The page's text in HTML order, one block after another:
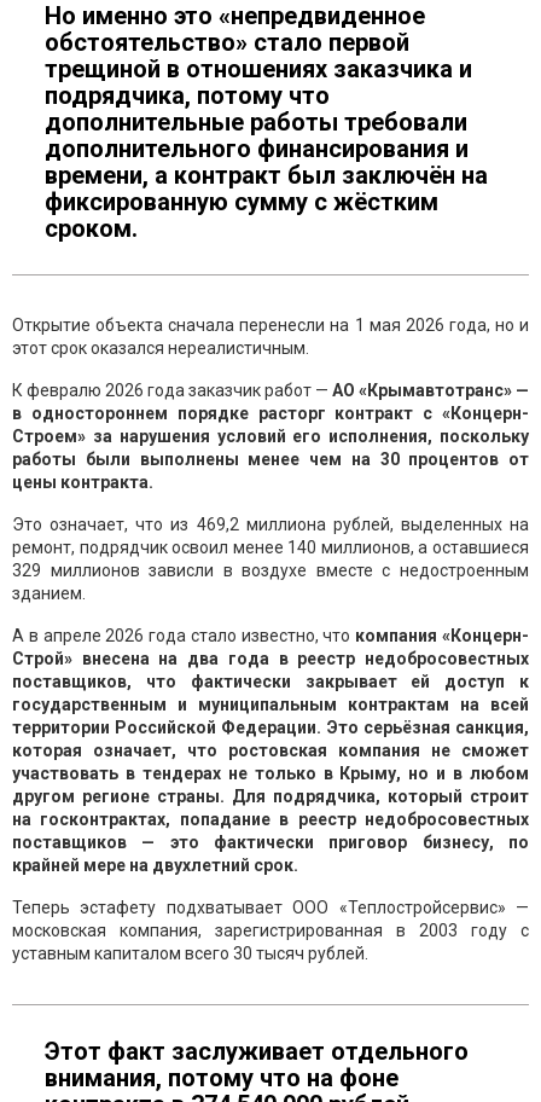
Но именно это «непредвиденное
обстоятельство» стало первой
трещиной в отношениях заказчика и
подрядчика, потому что
дополнительные работы требовали
дополнительного финансирования и
времени, а контракт был заключён на
фиксированную сумму с жёстким
сроком.
Открытие объекта сначала перенесли на 1 мая 2026 года, но и
этот срок оказался нереалистичным.
К февралю 2026 года заказчик работ — АО «Крымавтотранс» —
в одностороннем порядке расторг контракт с «Концерн-
Строем» за нарушения условий его исполнения, поскольку
работы были выполнены менее чем на 30 процентов от
цены контракта.
Это означает, что из 469,2 миллиона рублей, выделенных на
ремонт, подрядчик освоил менее 140 миллионов, а оставшиеся
329 миллионов зависли в воздухе вместе с недостроенным
зданием.
А в апреле 2026 года стало известно, что компания «Концерн-
Строй» внесена на два года в реестр недобросовестных
поставщиков, что фактически закрывает ей доступ к
государственным и муниципальным контрактам на всей
территории Российской Федерации. Это серьёзная санкция,
которая означает, что ростовская компания не сможет
участвовать в тендерах не только в Крыму, но и в любом
другом регионе страны. Для подрядчика, который строит
на госконтрактах, попадание в реестр недобросовестных
поставщиков — это фактически приговор бизнесу, по
крайней мере на двухлетний срок.
Теперь эстафету подхватывает ООО «Теплостройсервис» —
московская компания, зарегистрированная в 2003 году с
уставным капиталом всего 30 тысяч рублей.
Этот факт заслуживает отдельного
внимания, потому что на фоне